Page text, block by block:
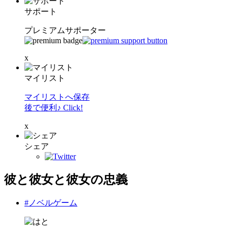
サポート
プレミアムサポーター
x
マイリスト
マイリストへ保存
後で便利♪ Click!
x
シェア
彼と彼女と彼女の忠義
#ノベルゲーム